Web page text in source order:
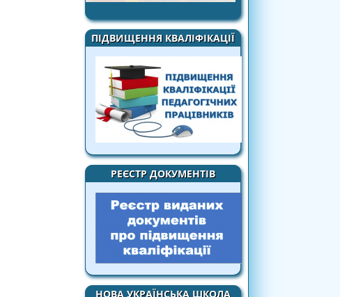
ПІДВИЩЕННЯ КВАЛІФІКАЦІЇ
РЕЄСТР ДОКУМЕНТІВ
НОВА УКРАЇНСЬКА ШКОЛА